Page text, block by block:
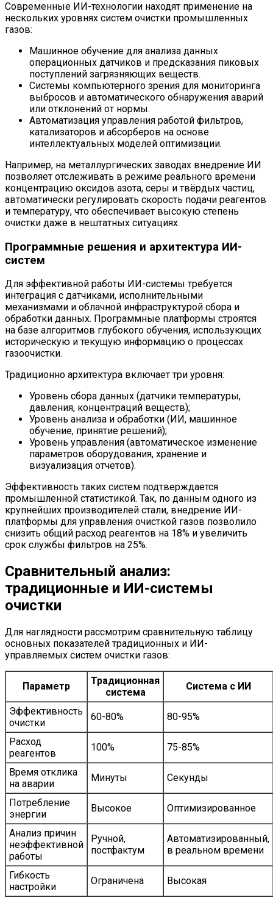
Современные ИИ-технологии находят применение на
нескольких уровнях систем очистки промышленных
газов:
Машинное обучение для анализа данных
операционных датчиков и предсказания пиковых
поступлений загрязняющих веществ.
Системы компьютерного зрения для мониторинга
выбросов и автоматического обнаружения аварий
или отклонений от нормы.
Автоматизация управления работой фильтров,
катализаторов и абсорберов на основе
интеллектуальных моделей оптимизации.
Например, на металлургических заводах внедрение ИИ
позволяет отслеживать в режиме реального времени
концентрацию оксидов азота, серы и твёрдых частиц,
автоматически регулировать скорость подачи реагентов
и температуру, что обеспечивает высокую степень
очистки даже в нештатных ситуациях.
Программные решения и архитектура ИИ-
систем
Для эффективной работы ИИ-системы требуется
интеграция с датчиками, исполнительными
механизмами и облачной инфраструктурой сбора и
обработки данных. Программные платформы строятся
на базе алгоритмов глубокого обучения, использующих
историческую и текущую информацию о процессах
газоочистки.
Традиционно архитектура включает три уровня:
Уровень сбора данных (датчики температуры,
давления, концентраций веществ);
Уровень анализа и обработки (ИИ, машинное
обучение, принятие решений);
Уровень управления (автоматическое изменение
параметров оборудования, хранение и
визуализация отчетов).
Эффективность таких систем подтверждается
промышленной статистикой. Так, по данным одного из
крупнейших производителей стали, внедрение ИИ-
платформы для управления очисткой газов позволило
снизить общий расход реагентов на 18% и увеличить
срок службы фильтров на 25%.
Сравнительный анализ:
традиционные и ИИ-системы
очистки
Для наглядности рассмотрим сравнительную таблицу
основных показателей традиционных и ИИ-
управляемых систем очистки газов:
Параметр
Традиционная
система
Система с ИИ
Эффективность
очистки
60-80% 80-95%
Расход
реагентов
100% 75-85%
Время отклика
на аварии
Минуты Секунды
Потребление
энергии
Высокое Оптимизированное
Анализ причин
неэффективной
работы
Ручной,
постфактум
Автоматизированный,
в реальном времени
Гибкость
настройки
Ограничена Высокая